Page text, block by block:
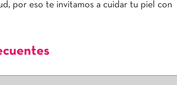
por eso te invitamos a cuidar tu piel con